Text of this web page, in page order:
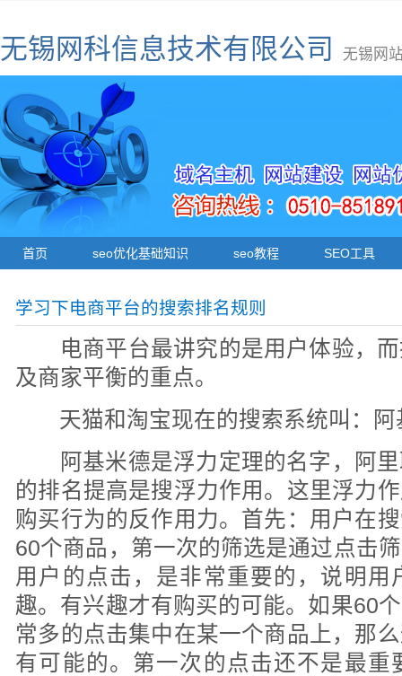
无锡网科信息技术有限公司 无锡网
首页 seo优化基础知识 seo教程 SEO工具
学习下电商平台的搜索排名规则
电商平台最讲究的是用户体验，
及商家平衡的重点。
天猫和淘宝现在的搜索系统叫：阿
阿基米德是浮力定理的名字，阿
的排名提高是搜浮力作用。这里浮力
购买行为的反作用力。首先：用户在
60个商品，第一次的筛选是通过点击
用户的点击，是非常重要的，说明用
趣。有兴趣才有购买的可能。如果60
常多的点击集中在某一个商品上，那
有可能的。第一次的点击还不是最重